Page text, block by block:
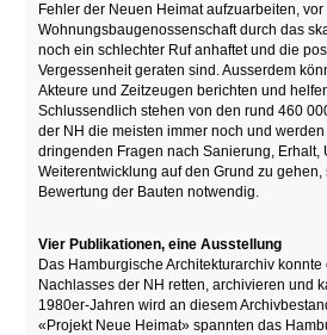
Fehler der Neuen Heimat aufzuarbeiten,
Wohnungsbaugenossenschaft durch das
noch ein schlechter Ruf anhaftet und die
Vergessenheit geraten sind. Ausserdem
Akteure und Zeitzeugen berichten und
Schlussendlich stehen von den rund 460
der NH die meisten immer noch und
dringenden Fragen nach Sanierung, Erhalt,
Weiterentwicklung auf den Grund zu
Bewertung der Bauten notwendig.
Vier Publikationen, eine Ausstellung
Das Hamburgische Architekturarchiv
Nachlasses der NH retten, archivieren und
1980er-Jahren wird an diesem
«Projekt Neue Heimat» spannten das